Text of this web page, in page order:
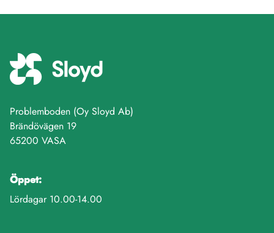
Problemboden (Oy Sloyd Ab)
Brändövägen 19
65200 VASA
Öppet:
Lördagar 10.00-14.00